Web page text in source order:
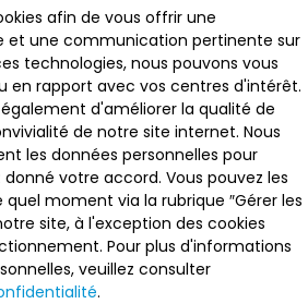
afin de vous offrir une
et une communication pertinente sur
technologies, nous pouvons vous
en rapport avec vos centres d'intérêt.
d'améliorer la qualité de
de notre site internet. Nous
les données personnelles pour
donné votre accord. Vous pouvez les
moment via la rubrique ″Gérer les
site, à l'exception des cookies
Pour plus d'informations
veuillez consulter
.